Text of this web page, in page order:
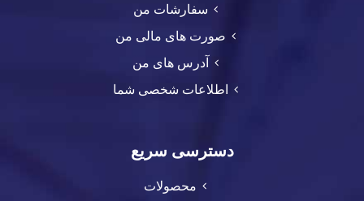
سفارشات من
صورت های مالی من
آدرس های من
اطلاعات شخصی شما
دسترسی سریع
محصولات